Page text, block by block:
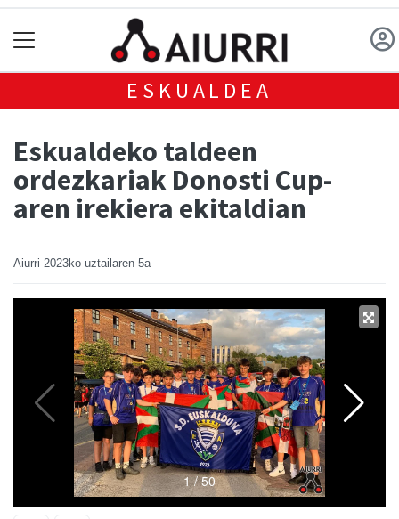
ESKUALDEA
Eskualdeko taldeen
ordezkariak Donosti Cup-
aren irekiera ekitaldian
Aiurri 2023ko uztailaren 5a